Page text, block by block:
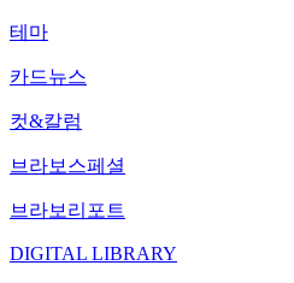
테마
카드뉴스
컷&칼럼
브라보스페셜
브라보리포트
DIGITAL LIBRARY